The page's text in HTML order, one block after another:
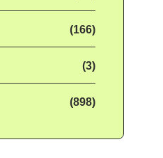
(166)
(3)
(898)